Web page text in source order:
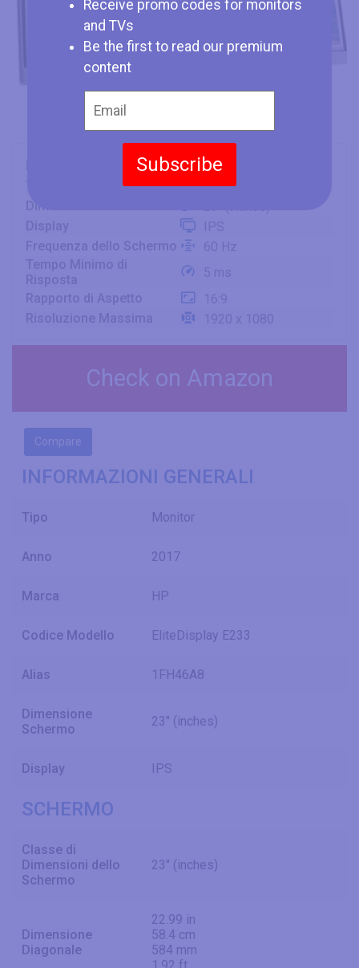
Receive promo codes for monitors
and TVs
Be the first to read our premium
content
Subscribe
HP
Monitor
Dimensione Schermo
Frequenza dello Schermo
60 Hz
Rapporto di Aspetto
16:9
Check on Amazon
Compare
INFORMAZIONI GENERALI
Tipo Monitor
Anno 2017
Marca HP
Codice Modello EliteDisplay E233
Alias 1FH46A8
Dimensione
Schermo
23" (inches)
Display IPS
SCHERMO
Classe di
Dimensioni dello
Schermo
23" (inches)
Dimensione
Diagonale
22.99 in
58.4 cm
584 mm